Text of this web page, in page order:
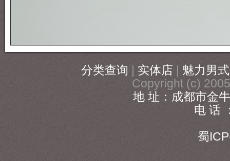
分类查询 | 实体店 | 魅力男式
Copyright (c)
地 址：成都市金
电 话
蜀